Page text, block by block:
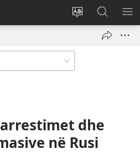
Ndrysho
Hyr
me
dritare
Kërko
në
JW.ORG
dhe
në Rusi